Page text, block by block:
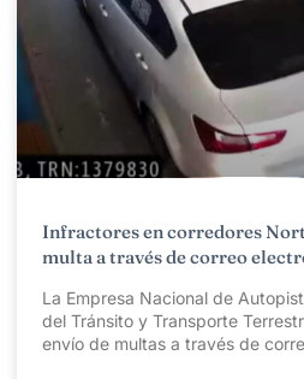
Infractores en corredores
multa a través de correo
La Empresa Nacional de
del Tránsito y Transporte
envío de multas a través de